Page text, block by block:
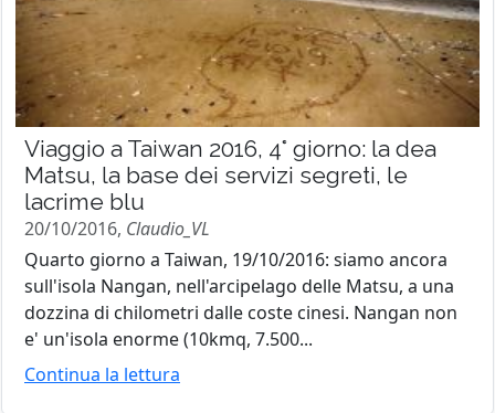
Viaggio a Taiwan 2016, 4° giorno: la dea
Matsu, la base dei servizi segreti, le
lacrime blu
20/10/2016, Claudio_VL
Quarto giorno a Taiwan, 19/10/2016: siamo ancora
sull'isola Nangan, nell'arcipelago delle Matsu, a una
dozzina di chilometri dalle coste cinesi. Nangan non
e' un'isola enorme (10kmq, 7.500...
Continua la lettura